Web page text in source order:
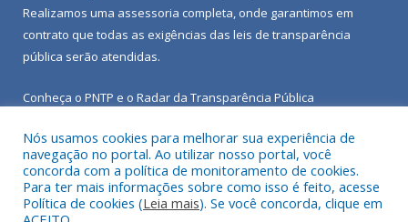
Realizamos uma assessoria completa, onde garantimos em
contrato que todas as exigências das leis de transparência
pública serão atendidas.
Conheça o PNTP e o Radar da Transparência Pública
Todos os direitos reservados a Câmara Municipal de Porto de
Moz.
Nós usamos cookies para melhorar sua experiência de
navegação no portal. Ao utilizar nosso portal, você
concorda com a política de monitoramento de cookies.
Para ter mais informações sobre como isso é feito, acesse
Política de cookies (Leia mais). Se você concorda, clique em